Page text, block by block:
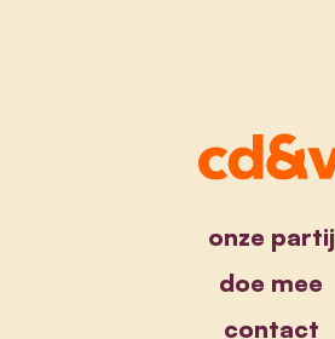
onze partij
doe mee
contact